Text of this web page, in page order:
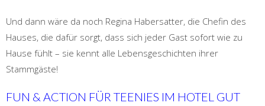
Und dann wäre da noch Regina Habersatter, die Chefin des
Hauses, die dafür sorgt, dass sich jeder Gast sofort wie zu
Hause fühlt – sie kennt alle Lebensgeschichten ihrer
Stammgäste!
FUN & ACTION FÜR TEENIES IM HOTEL GUT